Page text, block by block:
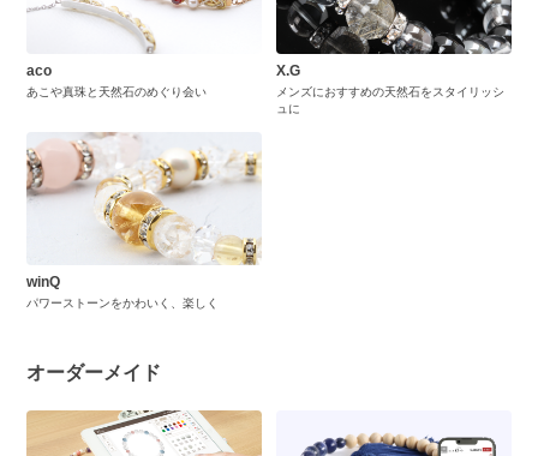
aco
あこや真珠と天然石のめぐり会い
X.G
メンズにおすすめの天然石をスタイリッシ
ュに
winQ
パワーストーンをかわいく、楽しく
オーダーメイド